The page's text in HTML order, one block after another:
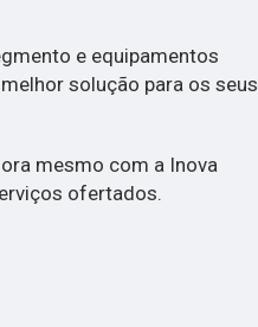
e equipamentos
solução para os seus
mesmo com a Inova
ofertados.